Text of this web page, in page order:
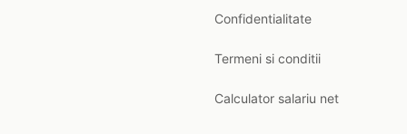
Confidentialitate
Termeni si conditii
Calculator salariu net